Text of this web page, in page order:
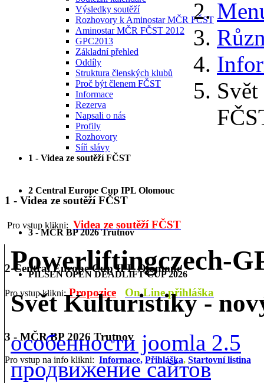
Výsledky soutěží
Rozhovory k Aminostar MČR FČST
Aminostar MČR FČST 2012
GPC2013
Základní přehled
Oddíly
Struktura členských klubů
Proč být členem FČST
Informace
Rezerva
Napsali o nás
Profily
Rozhovory
Síň slávy
1 - Videa ze soutěží FČST
2 Central Europe Cup IPL Olomouc
3 - MČR BP 2026 Trutnov
PILSEN OPEN DEADLIFT CUP 2026
1 - Videa ze soutěží FČST
Pro vstup klikni: Videa ze soutěží FČST
2 Central Europe Cup IPL Olomouc
Pro vstup klikni: Propozice On Line přihláška
3 - MČR BP 2026 Trutnov
Pro vstup na info klikni: Informace, Přihláška, Startovní listina
Powerliftingczech-
Svět Kulturistiky -
особенности joomla 2.5
продвижение сайтов